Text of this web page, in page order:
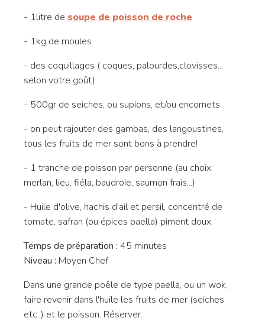
- 1litre de soupe de poisson de roche
- 1kg de moules
- des coquillages ( coques, palourdes,clovisses...
selon votre goût)
- 500gr de seiches, ou supions, et/ou encornets
- on peut rajouter des gambas, des langoustines,
tous les fruits de mer sont bons à prendre!
- 1 tranche de poisson par personne (au choix:
merlan, lieu, fiéla, baudroie, saumon frais...)
- Huile d'olive, hachis d'ail et persil, concentré de
tomate, safran (ou épices paella) piment doux.
Temps de préparation : 45 minutes
Niveau : Moyen Chef
Dans une grande poêle de type paella, ou un wok,
faire revenir dans l'huile les fruits de mer (seiches
etc..) et le poisson. Réserver.